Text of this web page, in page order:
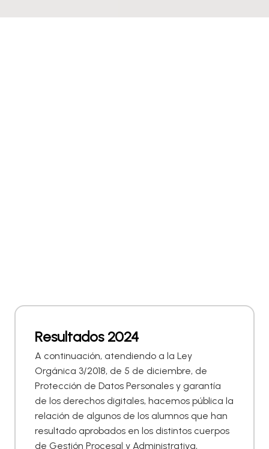
Resultados 2024
A continuación, atendiendo a la Ley
Orgánica 3/2018, de 5 de diciembre, de
Protección de Datos Personales y garantía
de los derechos digitales, hacemos pública la
relación de algunos de los alumnos que han
resultado aprobados en los distintos cuerpos
de Gestión Procesal y Administrativa,